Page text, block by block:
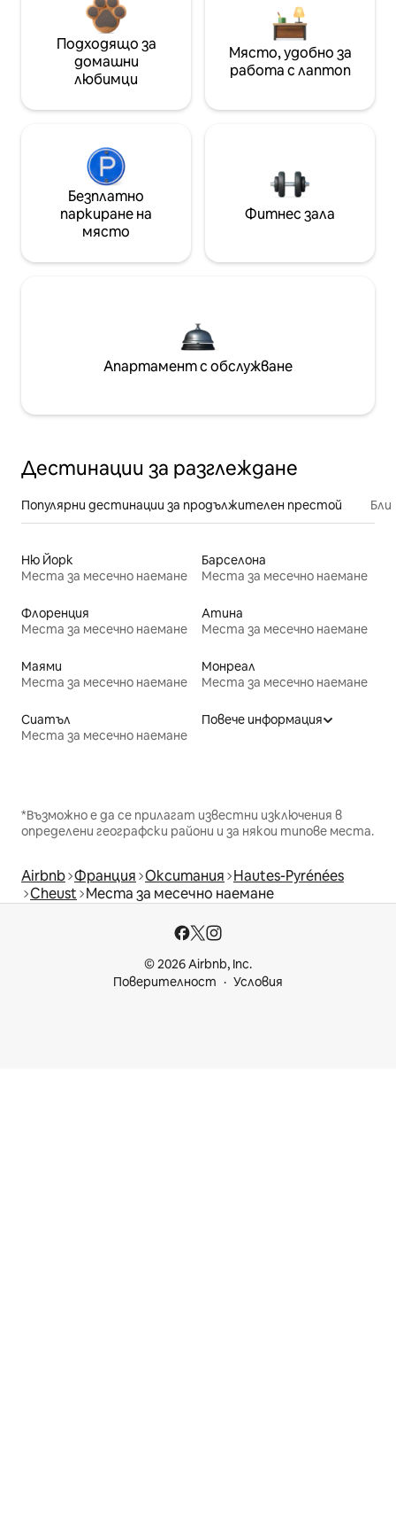
Подходящо за
домашни
любимци
Място, удобно за
работа с лаптоп
Безплатно
паркиране на
място
Фитнес зала
Апартамент с обслужване
Дестинации за разглеждане
Популярни дестинации за продължителен престой
Ню Йорк
Места за месечно наемане
Барселона
Места за месечно наемане
Флоренция
Места за месечно наемане
Атина
Места за месечно наемане
Маями
Места за месечно наемане
Монреал
Места за месечно наемане
Сиатъл
Места за месечно наемане
Повече информация
*Възможно е да се прилагат известни изключения в
определени географски райони и за някои типове места.
Airbnb Франция Окситания Hautes-Pyrénées
Cheust Места за месечно наемане
© 2026 Airbnb, Inc.
Поверителност
Условия